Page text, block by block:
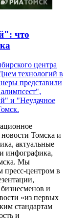
что
центра
технологий в
представили
и "Неудачное
Томска и
актуальные
инфографика,
Мы
пресс-центром в
и
«из первых
стандартам
и